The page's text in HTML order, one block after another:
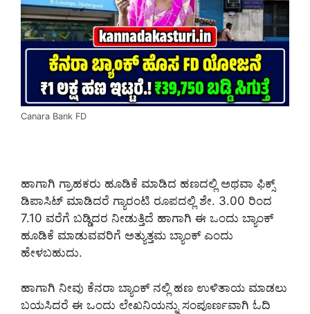
Canara Bank FD
ಹಾಗಾಗಿ ಗ್ರಾಹಕರು ಹೂಡಿಕೆ ಮಾಡಿದ ಹಣದಲ್ಲಿ ಅಥವಾ ಫಿಕ್ಸ್
ಡಿಪಾಸಿಟ್ ಮಾಡಿದರೆ ಗ್ಯಾರಂಟಿ ರೂಪದಲ್ಲಿ ಶೇ. 3.00 ರಿಂದ
7.10 ವರೆಗೆ ಬಡ್ಡಿದರ ನೀಡುತ್ತಿದೆ ಹಾಗಾಗಿ ಈ ಒಂದು ಬ್ಯಾಂಕ್
ಹೂಡಿಕೆ ಮಾಡುವವರಿಗೆ ಅತ್ಯುತ್ತಮ ಬ್ಯಾಂಕ್ ಎಂದು
ಹೇಳಬಹುದು.
ಹಾಗಾಗಿ ನೀವು ಕೆನರಾ ಬ್ಯಾಂಕ್ ನಲ್ಲಿ ಹಣ ಉಳಿತಾಯ ಮಾಡಲು
ಬಯಸಿದರೆ ಈ ಒಂದು ಲೇಖನಿಯನ್ನು ಸಂಪೂರ್ಣವಾಗಿ ಓದಿ